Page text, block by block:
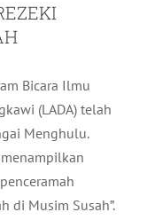
Bicara Ilmu
(LADA) telah
Menghulu.
di Musim Susah”.